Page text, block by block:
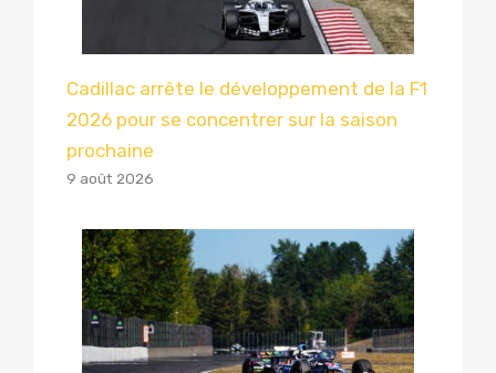
Cadillac arrête le développement de la F1
2026 pour se concentrer sur la saison
prochaine
9 août 2026